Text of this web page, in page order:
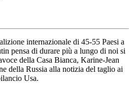
internazionale di 45-55 Paesi a
pensa di durare più a lungo di noi si
della Casa Bianca, Karine-Jean
della Russia alla notizia del taglio ai
Usa.